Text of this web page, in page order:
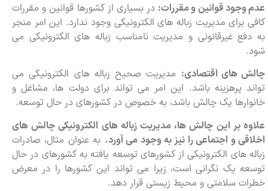
عدم وجود قوانین و مقررات: در بسیاری از کشورها قوانین و مقررات
کافی برای مدیریت زباله های الکترونیکی وجود ندارد. این امر منجر
به دفع غیرقانونی و مدیریت نامناسب زباله های الکترونیکی می
شود.
چالش های اقتصادی: مدیریت صحیح زباله های الکترونیکی می
تواند پرهزینه باشد. این امر می تواند برای دولت ها، مشاغل و
خانوارها یک چالش باشد، به خصوص در کشورهای در حال توسعه.
علاوه بر این چالش ها، مدیریت زباله های الکترونیکی چالش های
اخلاقی و اجتماعی را نیز به وجود می آورد. به عنوان مثال، صادرات
زباله های الکترونیکی از کشورهای توسعه یافته به کشورهای در حال
توسعه یک نگرانی است، زیرا می تواند این کشورها را در معرض
خطرات سلامتی و محیط زیستی قرار دهد.